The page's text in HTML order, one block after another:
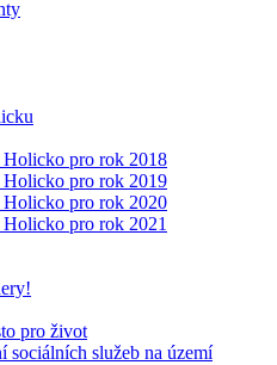
pro rok 2018
pro rok 2019
pro rok 2020
pro rok 2021
pro život
sociálních služeb na území